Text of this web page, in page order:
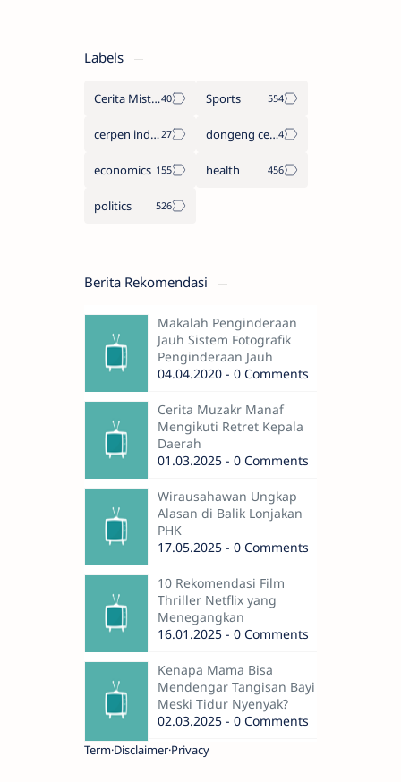
Labels
Cerita Misteri Sports
cerpen indonesia dongeng cerita legenda
economics health
politics
Berita Rekomendasi
Makalah Penginderaan
Jauh Sistem Fotografik
Penginderaan Jauh
04.04.2020 - 0 Comments
Cerita Muzakr Manaf
Mengikuti Retret Kepala
Daerah
01.03.2025 - 0 Comments
Wirausahawan Ungkap
Alasan di Balik Lonjakan
PHK
17.05.2025 - 0 Comments
10 Rekomendasi Film
Thriller Netflix yang
Menegangkan
16.01.2025 - 0 Comments
Kenapa Mama Bisa
Mendengar Tangisan Bayi
Meski Tidur Nyenyak?
02.03.2025 - 0 Comments
Term Disclaimer Privacy